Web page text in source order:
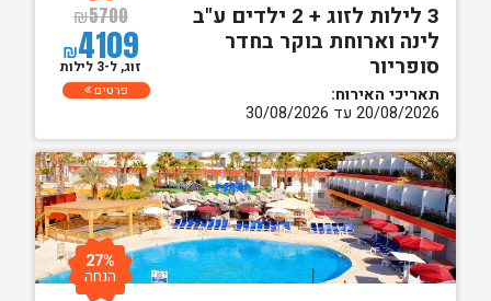
3 לילות לזוג + 2 ילדים ע"ב
לינה וארוחת בוקר בחדר
סופריור
תאריכי האירוח:
20/08/2026 עד 30/08/2026
₪5700
₪4109
זוג, ל-3 לילות
פרטים
27%
הנחה